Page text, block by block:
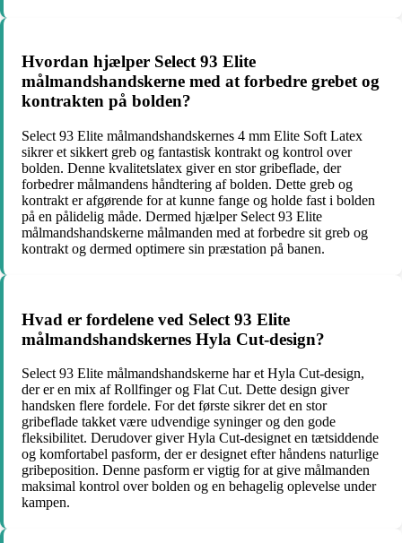
Hvordan hjælper Select 93 Elite
målmandshandskerne med at forbedre grebet og
kontrakten på bolden?
Select 93 Elite målmandshandskernes 4 mm Elite Soft Latex
sikrer et sikkert greb og fantastisk kontrakt og kontrol over
bolden. Denne kvalitetslatex giver en stor gribeflade, der
forbedrer målmandens håndtering af bolden. Dette greb og
kontrakt er afgørende for at kunne fange og holde fast i bolden
på en pålidelig måde. Dermed hjælper Select 93 Elite
målmandshandskerne målmanden med at forbedre sit greb og
kontrakt og dermed optimere sin præstation på banen.
Hvad er fordelene ved Select 93 Elite
målmandshandskernes Hyla Cut-design?
Select 93 Elite målmandshandskerne har et Hyla Cut-design,
der er en mix af Rollfinger og Flat Cut. Dette design giver
handsken flere fordele. For det første sikrer det en stor
gribeflade takket være udvendige syninger og den gode
fleksibilitet. Derudover giver Hyla Cut-designet en tætsiddende
og komfortabel pasform, der er designet efter håndens naturlige
gribeposition. Denne pasform er vigtig for at give målmanden
maksimal kontrol over bolden og en behagelig oplevelse under
kampen.